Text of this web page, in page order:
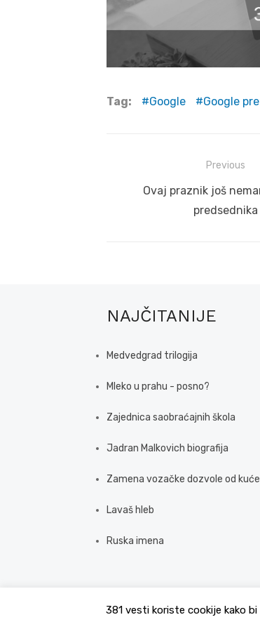
Tag: Google Google
navigation
Previous
Previous
Ovaj praznik još
predsednika
NAJČITANIJE
Medvedgrad trilogija
Mleko u prahu - posno?
Zajednica saobraćajnih škola
Jadran Malkovich biografija
Zamena vozačke dozvole od kuće
Lavaš hleb
Ruska imena
381 vesti koriste cookije kako